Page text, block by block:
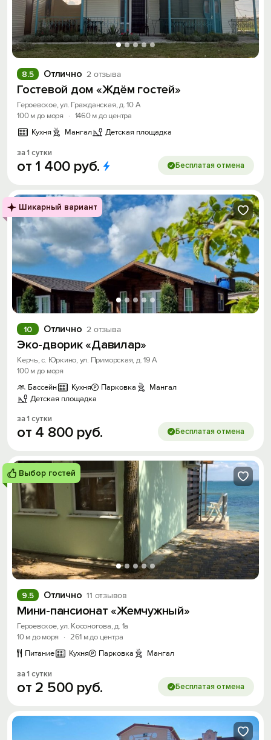
Отлично 2 отзыва
8.5
Гостевой дом «Ждём гостей»
Героевское, ул. Гражданская, д. 10 А
100 м до моря
· 1460 м до центра
Кухня
Мангал Детская площадка
за 1 сутки
от 1 400 руб. Бесплатая отмена
Шикарный вариант
Отлично 2 отзыва
10
Эко-дворик «Давилар»
Керчь, с. Юркино, ул. Приморская, д. 19 А
100 м до моря
Бассейн
Кухня Парковка
Мангал
Детская площадка
за 1 сутки
от 4 800 руб. Бесплатая отмена
Выбор гостей
Отлично 11 отзывов
9.5
Мини-пансионат «Жемчужный»
Героевское, ул. Косоногова, д. 1а
10 м до моря
· 261 м до центра
Питание
Кухня Парковка Мангал
за 1 сутки
от 2 500 руб. Бесплатая отмена